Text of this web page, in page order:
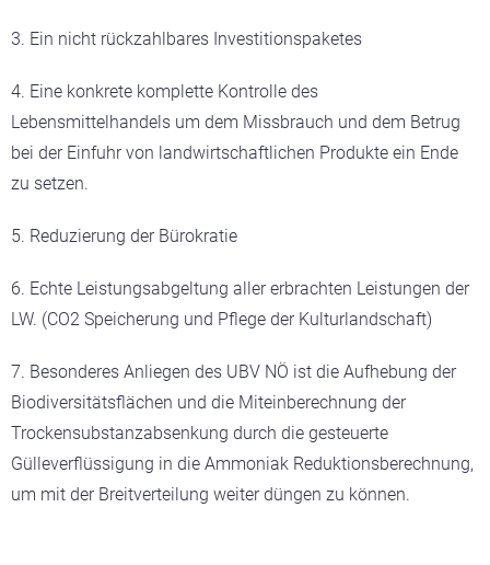
3. Ein nicht rückzahlbares Investitionspaketes
4. Eine konkrete komplette Kontrolle des
Lebensmittelhandels um dem Missbrauch und dem Betrug
bei der Einfuhr von landwirtschaftlichen Produkte ein Ende
zu setzen.
5. Reduzierung der Bürokratie
6. Echte Leistungsabgeltung aller erbrachten Leistungen der
LW. (CO2 Speicherung und Pflege der Kulturlandschaft)
7. Besonderes Anliegen des UBV NÖ ist die Aufhebung der
Biodiversitätsflächen und die Miteinberechnung der
Trockensubstanzabsenkung durch die gesteuerte
Gülleverflüssigung in die Ammoniak Reduktionsberechnung,
um mit der Breitverteilung weiter düngen zu können.